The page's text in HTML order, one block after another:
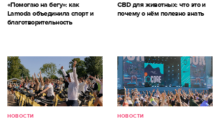
«Помогаю на бегу»: как
Lamoda объединила спорт и
благотворительность
CBD для животных: что это и
почему о нём полезно знать
НОВОСТИ НОВОСТИ